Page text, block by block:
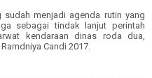
menjadi agenda rutin yang
sebagai tindak lanjut perintah
kendaraan dinas roda dua,
Candi 2017.